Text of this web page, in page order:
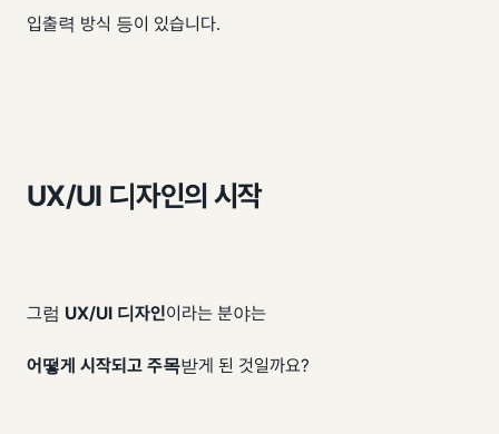
입출력 방식 등이 있습니다.
UX/UI 디자인의 시작
그럼 UX/UI 디자인이라는 분야는
어떻게 시작되고 주목받게 된 것일까요?